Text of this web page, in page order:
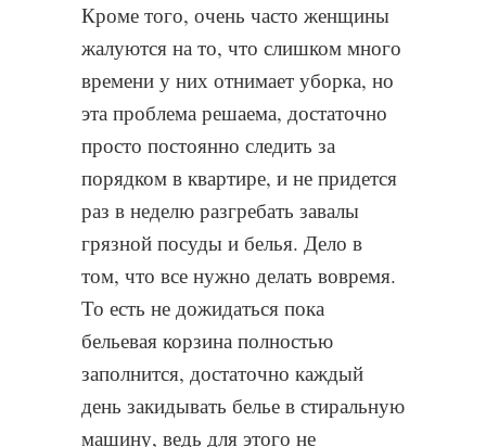
Кроме того, очень часто женщины
жалуются на то, что слишком много
времени у них отнимает уборка, но
эта проблема решаема, достаточно
просто постоянно следить за
порядком в квартире, и не придется
раз в неделю разгребать завалы
грязной посуды и белья. Дело в
том, что все нужно делать вовремя.
То есть не дожидаться пока
бельевая корзина полностью
заполнится, достаточно каждый
день закидывать белье в стиральную
машину, ведь для этого не